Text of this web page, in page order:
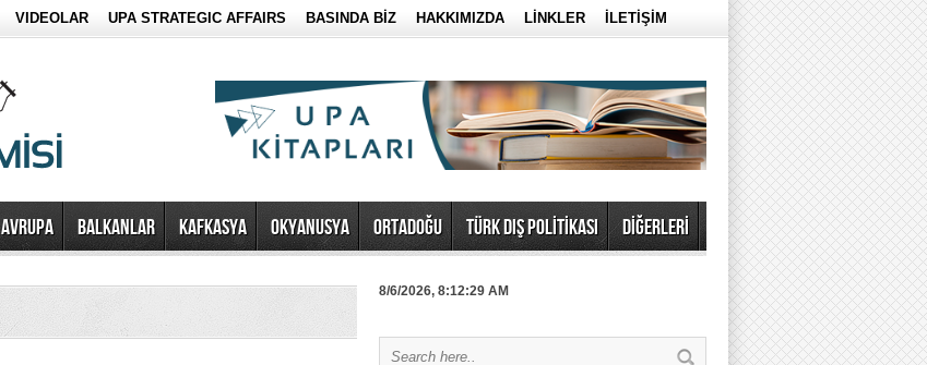
VIDEOLAR UPA STRATEGIC AFFAIRS BASINDA BİZ HAKKIMIZDA LİNKLER İLETİŞİM
AVRUPA BALKANLAR KAFKASYA OKYANUSYA ORTADOĞU TÜRK DIŞ POLİTİKASI DİĞERLERİ
8/6/2026, 8:12:29 AM